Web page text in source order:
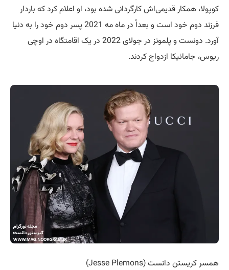
کوپولا، همکار قدیمی‌اش کارگردانی شده بود، او اعلام کرد که باردار
فرزند دوم خود است و بعداً در ماه مه 2021 پسر دوم خود را به دنیا
آورد. دونست و پلمونز در جولای 2022 در یک اقامتگاه در اوچی
ریوس، جامائیکا ازدواج کردند.
همسر کریستن دانست (Jesse Plemons)